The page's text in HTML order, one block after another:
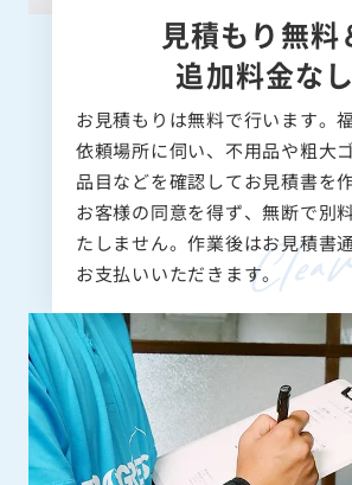
見積もり無料
追加料金なし
お見積もりは無料で行います。
依頼場所に伺い、不用品や粗大
品目などを確認してお見積書を
お客様の同意を得ず、無断で別
たしません。作業後はお見積書
お支払いいただきます。